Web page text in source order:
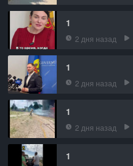
1
2 дня назад
1
2 дня назад
1
2 дня назад
1